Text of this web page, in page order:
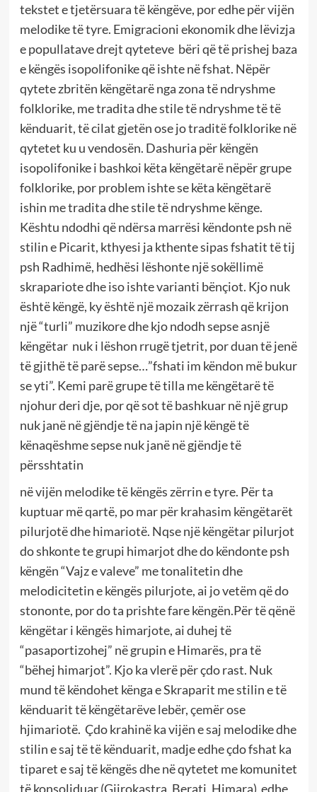
tekstet e tjetërsuara të këngëve, por edhe për vijën
melodike të tyre. Emigracioni ekonomik dhe lëvizja
e popullatave drejt qyteteve bëri që të prishej baza
e këngës isopolifonike që ishte në fshat. Nëpër
qytete zbritën këngëtarë nga zona të ndryshme
folklorike, me tradita dhe stile të ndryshme të të
kënduarit, të cilat gjetën ose jo traditë folklorike në
qytetet ku u vendosën. Dashuria për këngën
isopolifonike i bashkoi këta këngëtarë nëpër grupe
folklorike, por problem ishte se këta këngëtarë
ishin me tradita dhe stile të ndryshme kënge.
Kështu ndodhi që ndërsa marrësi këndonte psh në
stilin e Picarit, kthyesi ja kthente sipas fshatit të tij
psh Radhimë, hedhësi lëshonte një sokëllimë
skrapariote dhe iso ishte varianti bënçiot. Kjo nuk
është këngë, ky është një mozaik zërrash që krijon
një “turli” muzikore dhe kjo ndodh sepse asnjë
këngëtar nuk i lëshon rrugë tjetrit, por duan të jenë
të gjithë të parë sepse…”fshati im këndon më bukur
se yti”. Kemi parë grupe të tilla me këngëtarë të
njohur deri dje, por që sot të bashkuar në një grup
nuk janë në gjëndje të na japin një këngë të
kënaqëshme sepse nuk janë në gjëndje të
përsshtatin
në vijën melodike të këngës zërrin e tyre. Për ta
kuptuar më qartë, po mar për krahasim këngëtarët
pilurjotë dhe himariotë. Nqse një këngëtar pilurjot
do shkonte te grupi himarjot dhe do këndonte psh
këngën “Vajz e valeve” me tonalitetin dhe
melodicitetin e këngës pilurjote, ai jo vetëm që do
stononte, por do ta prishte fare këngën.Për të qënë
këngëtar i këngës himarjote, ai duhej të
“pasaportizohej” në grupin e Himarës, pra të
“bëhej himarjot”. Kjo ka vlerë për çdo rast. Nuk
mund të këndohet kënga e Skraparit me stilin e të
kënduarit të këngëtarëve lebër, çemër ose
hjimariotë. Çdo krahinë ka vijën e saj melodike dhe
stilin e saj të të kënduarit, madje edhe çdo fshat ka
tiparet e saj të këngës dhe në qytetet me komunitet
të konsoliduar (Gjirokastra, Berati, Himara) edhe